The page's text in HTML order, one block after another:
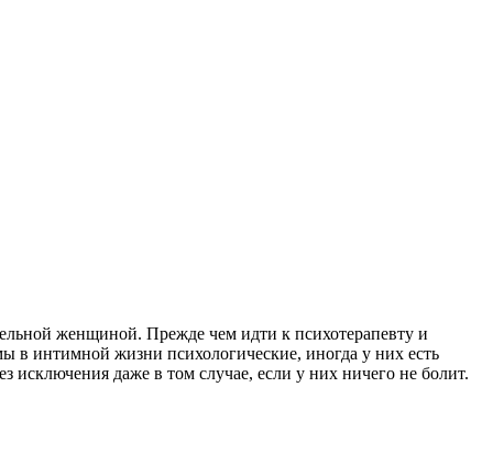
женщиной. Прежде чем идти к психотерапевту и
в интимной жизни психологические, иногда у них есть
даже в том случае, если у них ничего не болит.